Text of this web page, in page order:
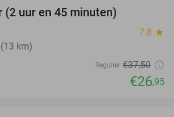
(2 uur en 45 minuten)
7.8 star
km)
Regulier €37,50
€26,95